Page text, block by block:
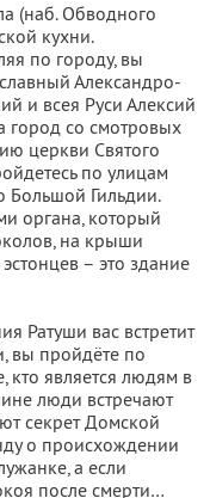
(наб. Обводного
кухни.
по городу, вы
Александро-
и всея Руси Алексий
город со смотровых
церкви Святого
по улицам
Большой Гильдии.
органа, который
на крыши
– это здание
Ратуши вас встретит
вы пройдёте по
кто является людям в
люди встречают
секрет Домской
о происхождении
а если
после смерти…